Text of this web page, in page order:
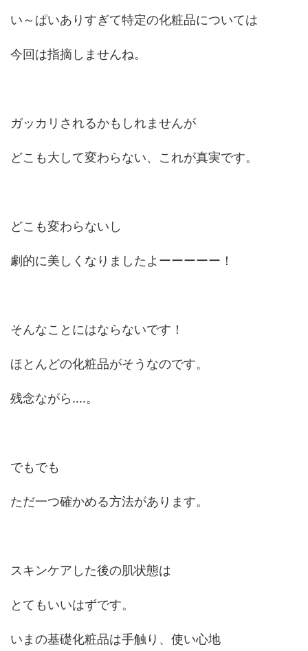
い～ぱいありすぎて特定の化粧品については
今回は指摘しませんね。
ガッカリされるかもしれませんが
どこも大して変わらない、これが真実です。
どこも変わらないし
劇的に美しくなりましたよーーーーー！
そんなことにはならないです！
ほとんどの化粧品がそうなのです。
残念ながら‥‥。
でもでも
ただ一つ確かめる方法があります。
スキンケアした後の肌状態は
とてもいいはずです。
いまの基礎化粧品は手触り、使い心地